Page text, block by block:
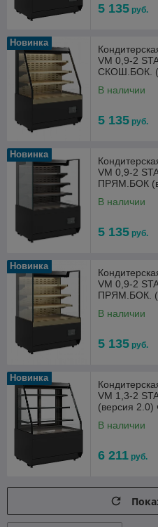
5 135 руб.
Новинка
VM 0,9-2
СКОШ.БОК.
В наличии
5 135 руб.
Новинка
VM 0,9-2
ПРЯМ.БОК
В наличии
5 135 руб.
Новинка
VM 0,9-2
ПРЯМ.БОК.
В наличии
5 135 руб.
Новинка
VM 1,3-2
(версия 2.0)
В наличии
6 211 руб.